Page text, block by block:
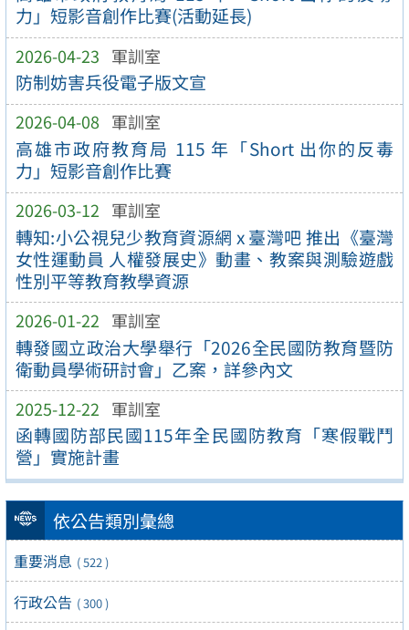
力」短影音創作比賽(活動延長)
2026-04-23 軍訓室
防制妨害兵役電子版文宣
2026-04-08 軍訓室
高雄市政府教育局 115 年「Short 出你的反毒
力」短影音創作比賽
2026-03-12 軍訓室
轉知:小公視兒少教育資源網 x 臺灣吧 推出《臺灣
女性運動員 人權發展史》動畫、教案與測驗遊戲
性別平等教育教學資源
2026-01-22 軍訓室
轉發國立政治大學舉行「2026全民國防教育暨防
衛動員學術研討會」乙案，詳參內文
2025-12-22 軍訓室
函轉國防部民國115年全民國防教育「寒假戰鬥
營」實施計畫
依公告類別彙總
重要消息 ( 522 )
行政公告 ( 300 )